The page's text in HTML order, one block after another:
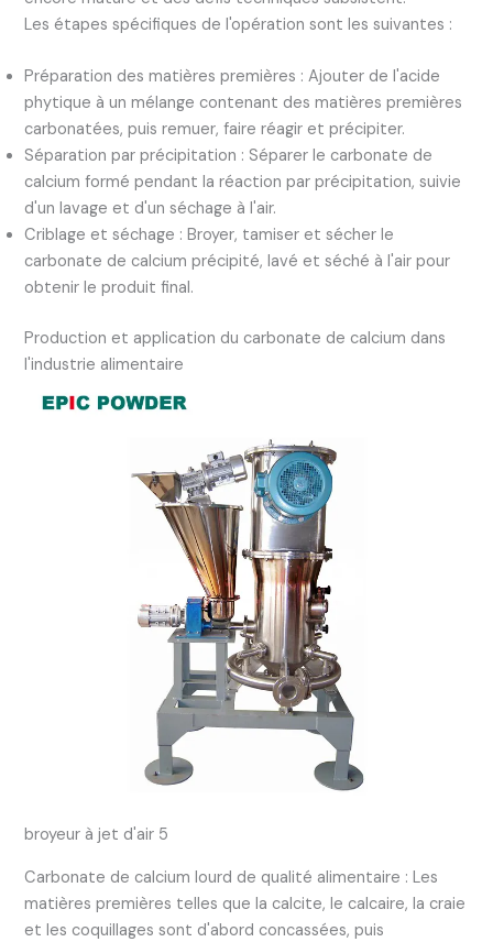
Les étapes spécifiques de l'opération sont les suivantes :
Préparation des matières premières : Ajouter de l'acide
phytique à un mélange contenant des matières premières
carbonatées, puis remuer, faire réagir et précipiter.
Séparation par précipitation : Séparer le carbonate de
calcium formé pendant la réaction par précipitation, suivie
d'un lavage et d'un séchage à l'air.
Criblage et séchage : Broyer, tamiser et sécher le
carbonate de calcium précipité, lavé et séché à l'air pour
obtenir le produit final.
Production et application du carbonate de calcium dans
l'industrie alimentaire
broyeur à jet d'air 5
Carbonate de calcium lourd de qualité alimentaire : Les
matières premières telles que la calcite, le calcaire, la craie
et les coquillages sont d'abord concassées, puis